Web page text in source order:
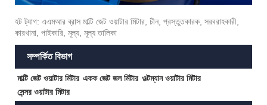
হট ট্যাগ: এএমআর ব্রাস মাল্টি জেট ওয়াটার মিটার, চীন, প্রস্তুতকারক, সরবরাহকারী,
কারখানা, পাইকারি, মূল্য, মূল্য তালিকা
সম্পর্কিত বিভাগ
মাল্টি জেট ওয়াটার মিটার একক জেট জল মিটার ওল্টম্যান ওয়াটার মিটার
সেন্সর ওয়াটার মিটার